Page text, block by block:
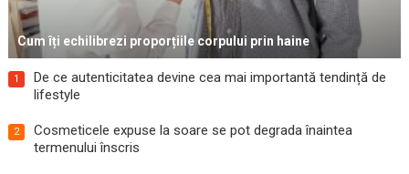
Cum îți echilibrezi proporțiile corpului prin haine
1
De ce autenticitatea devine cea mai importantă tendință de
lifestyle
2
Cosmeticele expuse la soare se pot degrada înaintea
termenului înscris